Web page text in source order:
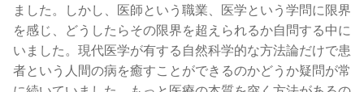
ました。しかし、医師という職業、医学という学問に限界
を感じ、どうしたらその限界を超えられるか自問する中に
いました。現代医学が有する自然科学的な方法論だけで患
者という人間の病を癒すことができるのかどうか疑問が常